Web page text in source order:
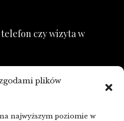
plików
najwyższym poziomie w
czy wizyta w
porządkowanie